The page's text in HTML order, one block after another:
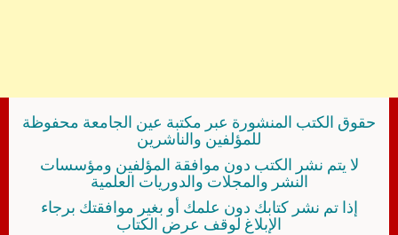
حقوق الكتب المنشورة عبر مكتبة عين الجامعة محفوظة
للمؤلفين والناشرين
لا يتم نشر الكتب دون موافقة المؤلفين ومؤسسات
النشر والمجلات والدوريات العلمية
إذا تم نشر كتابك دون علمك أو بغير موافقتك برجاء
الإبلاغ لوقف عرض الكتاب